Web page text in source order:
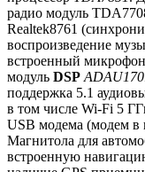
радио модуль
Realtek8761
воспроизведение
встроенный
модуль DSP
поддержка 5.1
в том числе Wi-Fi 5
USB модема (модем в
Магнитола для
встроенную